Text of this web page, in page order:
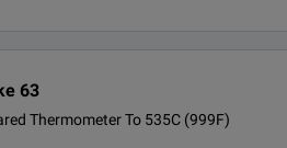
63
Thermometer To 535C (999F)